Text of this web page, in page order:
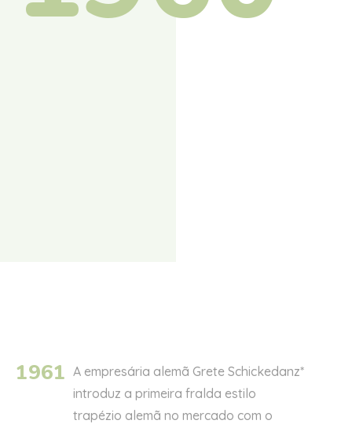
1961 A empresária alemã Grete Schickedanz*
introduz a primeira fralda estilo
trapézio alemã no mercado com o